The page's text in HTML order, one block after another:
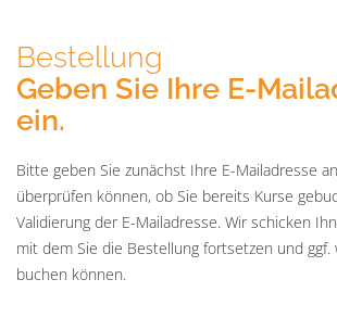
Bestellung
Geben Sie Ihre E-
ein.
Bitte geben Sie zunächst Ihre E-Mailadresse
überprüfen können, ob Sie bereits Kurse
Validierung der E-Mailadresse. Wir schicken
mit dem Sie die Bestellung fortsetzen und ggf.
buchen können.